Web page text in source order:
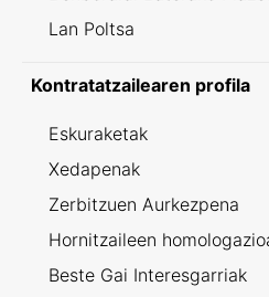
Lan Poltsa
Kontratatzailearen profila
Eskuraketak
Xedapenak
Zerbitzuen Aurkezpena
Hornitzaileen
Beste Gai Interesgarriak